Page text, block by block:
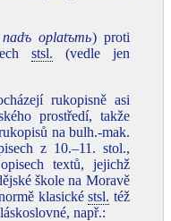
nadъ oplatъmь) proti
stsl. (vedle jen
rukopisně asi
prostředí, takže
na bulh.-mak.
z 10.–11. stol.,
opisech textů, jejichž
škole na Moravě
klasickéstsl. též
např.: